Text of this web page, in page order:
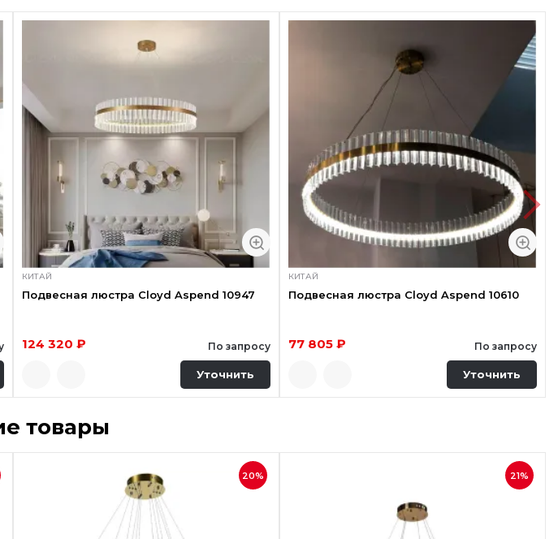
КИТАЙ
Подвесная люстра Cloyd Aspend 10947
124 320 ₽ По запросу
Уточнить
КИТАЙ
Подвесная люстра Cloyd Aspend 10610
77 805 ₽ По запросу
Уточнить
товары
20% 21%